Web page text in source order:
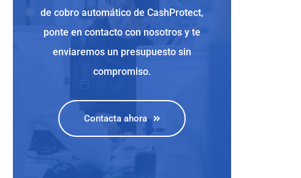
de cobro automático de CashProtect,
ponte en contacto con nosotros y te
enviaremos un presupuesto sin
compromiso.
Contacta ahora